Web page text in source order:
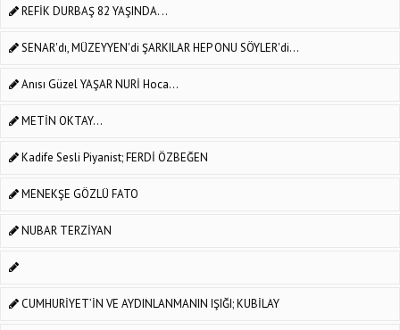
REFİK DURBAŞ 82 YAŞINDA. ..
SENAR'dı, MÜZEYYEN'di ŞARKILAR HEP ONU SÖYLER'di...
Anısı Güzel YAŞAR NURİ Hoca...
METİN OKTAY...
Kadife Sesli Piyanist; FERDİ ÖZBEĞEN
MENEKŞE GÖZLÜ FATO
NUBAR TERZİYAN
CUMHURİYET’İN VE AYDINLANMANIN IŞIĞI; KUBİLAY